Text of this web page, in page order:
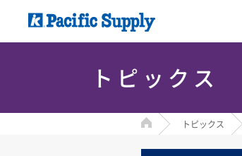
トピックス
HOME トピックス